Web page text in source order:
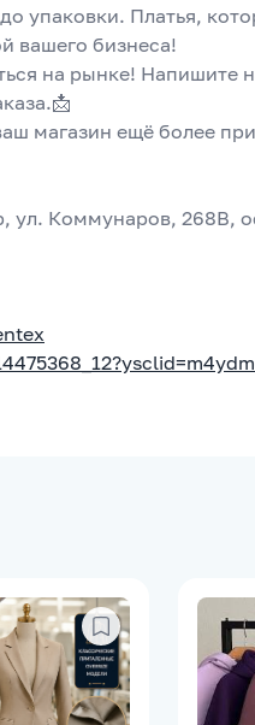
упаковки. Платья,
вашего бизнеса!
на рынке! Напишите
магазин ещё более
ул. Коммунаров, 268В,